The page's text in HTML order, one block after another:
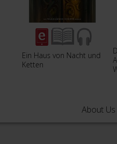
Ein Haus von Nacht und
Ketten
About Us